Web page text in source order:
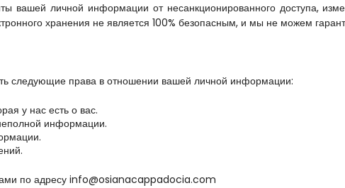
личной информации от несанкционированного доступа,
хранения не является 100% безопасным, и мы не можем
следующие права в отношении вашей личной информации:
у нас есть о вас.
информации.
по адресу info@osianacappadocia.com